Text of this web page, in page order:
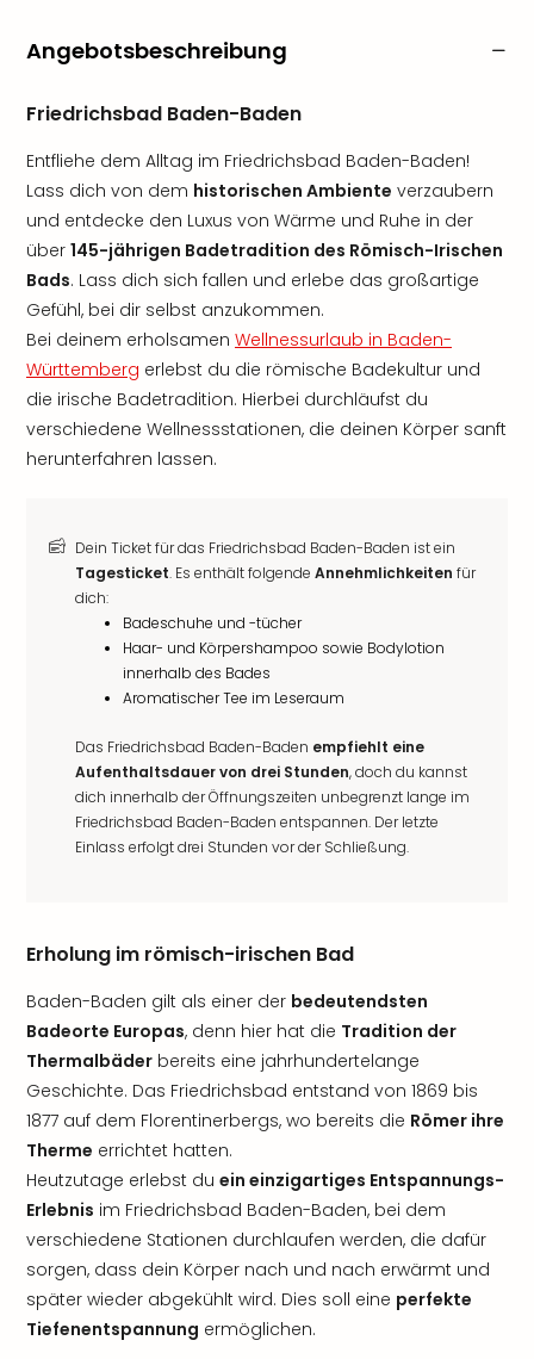
Angebotsbeschreibung
Friedrichsbad Baden-Baden
Entfliehe dem Alltag im Friedrichsbad Baden-Baden!
Lass dich von dem historischen Ambiente verzaubern
und entdecke den Luxus von Wärme und Ruhe in der
über 145-jährigen Badetradition des Römisch-Irischen
Bads. Lass dich sich fallen und erlebe das großartige
Gefühl, bei dir selbst anzukommen.
Bei deinem erholsamen Wellnessurlaub in Baden-
Württemberg erlebst du die römische Badekultur und
die irische Badetradition. Hierbei durchläufst du
verschiedene Wellnessstationen, die deinen Körper sanft
herunterfahren lassen.
Dein Ticket für das Friedrichsbad Baden-Baden ist ein
Tagesticket. Es enthält folgende Annehmlichkeiten für
dich:
Badeschuhe und -tücher
Haar- und Körpershampoo sowie Bodylotion
innerhalb des Bades
Aromatischer Tee im Leseraum
Das Friedrichsbad Baden-Baden empfiehlt eine
Aufenthaltsdauer von drei Stunden, doch du kannst
dich innerhalb der Öffnungszeiten unbegrenzt lange im
Friedrichsbad Baden-Baden entspannen. Der letzte
Einlass erfolgt drei Stunden vor der Schließung.
Erholung im römisch-irischen Bad
Baden-Baden gilt als einer der bedeutendsten
Badeorte Europas, denn hier hat die Tradition der
Thermalbäder bereits eine jahrhundertelange
Geschichte. Das Friedrichsbad entstand von 1869 bis
1877 auf dem Florentinerbergs, wo bereits die Römer ihre
Therme errichtet hatten.
Heutzutage erlebst du ein einzigartiges Entspannungs-
Erlebnis im Friedrichsbad Baden-Baden, bei dem
verschiedene Stationen durchlaufen werden, die dafür
sorgen, dass dein Körper nach und nach erwärmt und
später wieder abgekühlt wird. Dies soll eine perfekte
Tiefenentspannung ermöglichen.